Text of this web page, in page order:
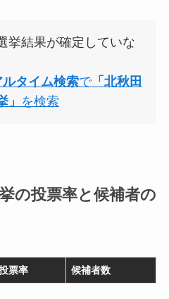
挙結果が確定していな
タイム検索で「北秋田
を検索
の投票率と候補者の
票率 候補者数